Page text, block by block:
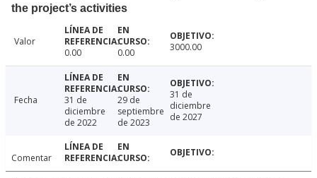
the project’s activities
Valor
0.00
0.00 3000.00
Fecha
31 de
diciembre
de 2022
29 de
septiembre
de 2023
31 de
diciembre
de 2027
Comentar